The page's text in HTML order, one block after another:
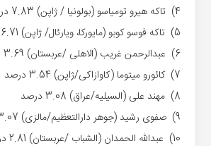
4) تاکه هیرو تومیاسو (بولونیا / ژاپن) 7.83 درصد
5) تاکه فوسو کوبو (مایورکا، ویارئال/ ژاپن) 6.71 درصد
6) عبدالرحمن غریب (الاهلی /عربستان) 3.69 درصد
7) کائورو میتوما (کاوازاکی/ژاپن) 3.54 درصد
8) مهند علی (السیلیه/عراق) 3.08 درصد
9) صفوی رشید (جوهر دارالتعظیم/مالزی) 3.07 درصد
10) عبدالله الحمدان (الشباب /عربستان) 2.81 درصد